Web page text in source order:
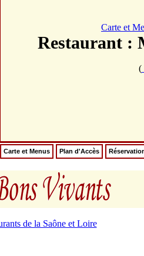
Carte et
Restaurant :
(
Carte et Menus Plan d'Accès
de la Saône et Loire